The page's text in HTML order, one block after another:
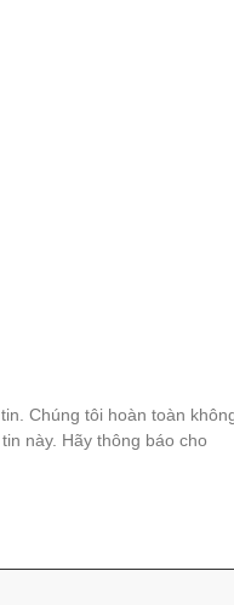
Chúng tôi hoàn toàn
này. Hãy thông báo cho